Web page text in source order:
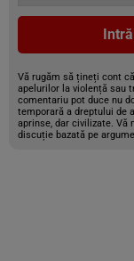
Vă rugăm să țineți cont
apelurilor la violență sau
comentariu pot duce nu
temporară a dreptului de
aprinse, dar civilizate.
discuție bazată pe